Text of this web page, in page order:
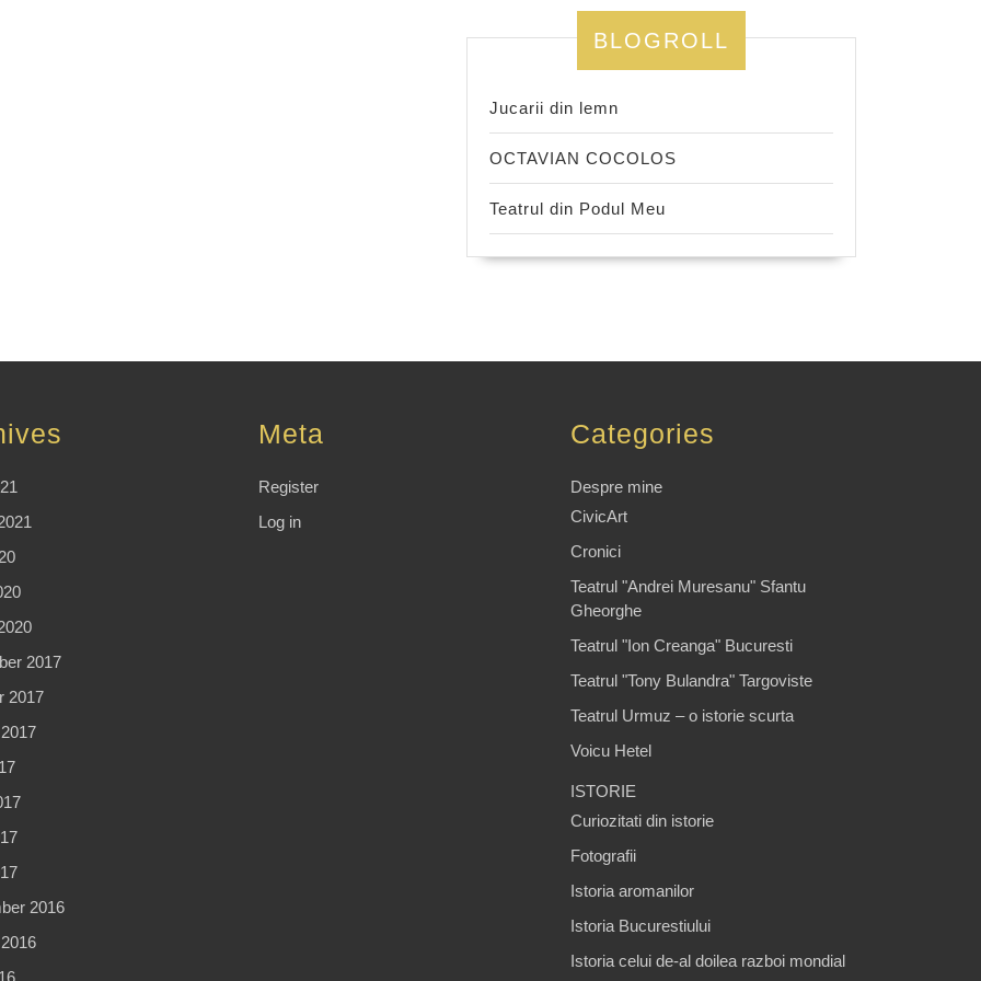
BLOGROLL
Jucarii din lemn
OCTAVIAN COCOLOS
Teatrul din Podul Meu
2017
2017
2016
Meta
Register
Log in
Categories
Despre mine
CivicArt
Cronici
Teatrul "Andrei Muresanu" Sfantu
Gheorghe
Teatrul "Ion Creanga" Bucuresti
Teatrul "Tony Bulandra" Targoviste
Teatrul Urmuz – o istorie scurta
Voicu Hetel
ISTORIE
Curiozitati din istorie
Fotografii
Istoria aromanilor
Istoria Bucurestiului
Istoria celui de-al doilea razboi mondial